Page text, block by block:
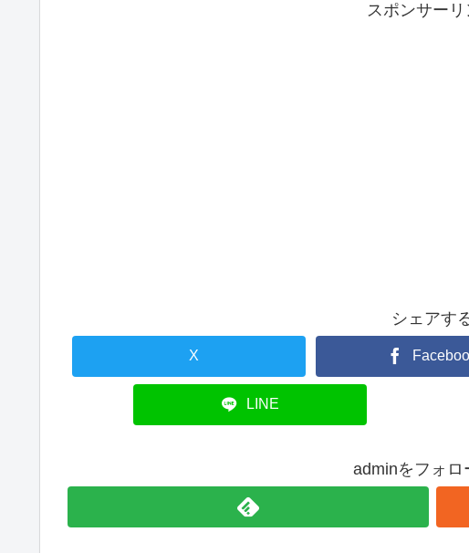
スポンサーリ
シェアす
X
LINE
adminをフォロ